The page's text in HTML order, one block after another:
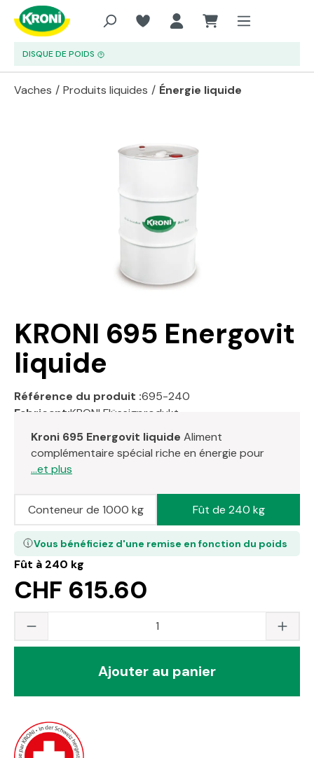
Aller au contenu principal
DISQUE DE POIDS
Vaches / Produits liquides / Énergie liquide
Passer la galerie d'images
KRONI 695 Energovit
liquide
Référence du produit :695-240
Fabricant:KRONI Flüssigprodukt
Kroni 695 Energovit liquide Aliment
complémentaire spécial riche en énergie pour
...et plus
Fût à 240 kg
CHF 615.60
Vous bénéficiez d'une remise en fonction du poids
Conteneur de 1000 kg Fût de 240 kg
Quantité du produit : saisissez la valeur
Ajouter au panier